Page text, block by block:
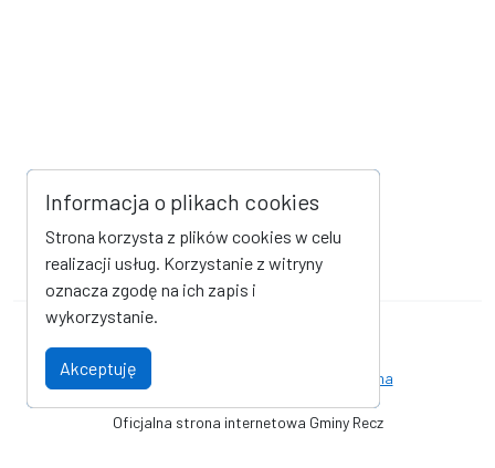
Oficjalna strona internetowa Gminy Recz
Deklaracja dostępności Strona archiwalna
Informacja o plikach cookies
Strona korzysta z plików cookies w celu
realizacji usług. Korzystanie z witryny
oznacza zgodę na ich zapis i
wykorzystanie.
Akceptuję